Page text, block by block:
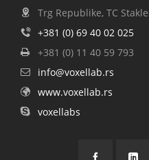
Trg Republike, TC
+381 (0) 69 40 02 025
+381 (0) 11 40 59 793
info@voxellab.rs
www.voxellab.rs
voxellabs